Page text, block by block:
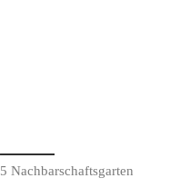
5 Nachbarschaftsgarten